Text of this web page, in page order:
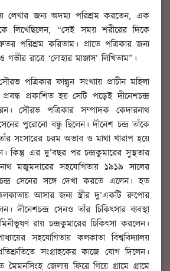
লেখার জন্য অদম্য পরিশ্রম করতেন, এক
লিখেছিলেন, “সেই সময় শরীরের দিকে
পরিশ্রম করিতাম। প্রাতে পত্রিকার জন্য
রাত্রে ‘লোহার মাঞ্জাস’ লিখিতাম”।
পত্রিকার ফাল্গুন সংখ্যায় প্রাচীন মহিলা
প্রবন্ধ প্রকাশিত হয় সেটি পড়েই দীনেশচন্দ্র
সৌরভ পত্রিকার সম্পাদক কেদারনাথ
পুরোনো বন্ধু ছিলেন। দীনেশ চন্দ্র তাঁকে
সংসারের চরম অভাব ও মাথা খারাপ হয়ে
কিন্তু এর দু’বছর পর চন্দ্রকুমারের সুস্থতার
মজুমদারের সহযোগিতায় ১৯১৯ সালের
সেনের সঙ্গে দেখা করতে এলেন। হত
আসার জন্য স্ত্রীর দু’একটি রুপোর
দীনেশচন্দ্র সেনও তাঁর চিকিত্সার ব্যবস্থা
রায় চন্দ্রকুমারের চিকিত্সা করলেন।
সহযোগিতায় কলকাতা বিশ্ববিদ্যালয়
সংগ্রাহকের কাজে যোগ দিলেন।
মৈমনসিংহ জেলায় ফিরে গিয়ে গ্রামে গ্রামে